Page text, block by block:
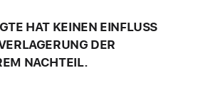
HAT KEINEN EINFLUSS
DER
NACHTEIL.